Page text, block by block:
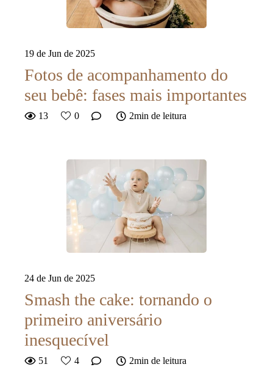
19 de Jun de 2025
Fotos de acompanhamento do
seu bebê: fases mais importantes
13 0 2min de leitura
24 de Jun de 2025
Smash the cake: tornando o
primeiro aniversário
inesquecível
51 4 2min de leitura